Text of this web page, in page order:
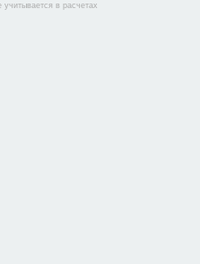
в расчетах